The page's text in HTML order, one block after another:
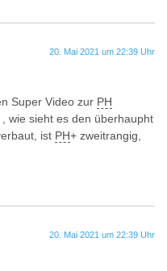
20. Mai 2021 um 22:39 Uhr
Super Video zur PH
, wie sieht es den überhaupht
ist PH+ zweitrangig,
20. Mai 2021 um 22:39 Uhr